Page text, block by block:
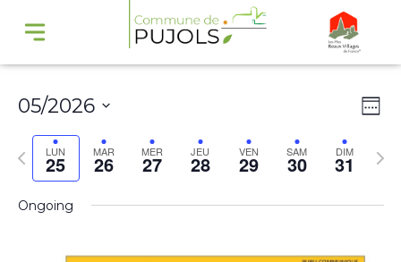
05/2026
Select
date.
LUN
25 MAR
26 MER
27 JEU
28 VEN
29 SAM
30 DIM
31
Previous
week
Ongoing